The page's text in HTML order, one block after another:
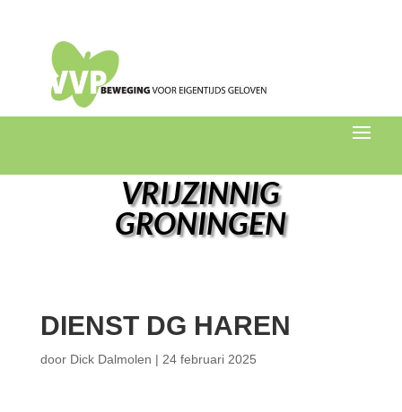
VRIJZINNIG
GRONINGEN
DIENST DG HAREN
door Dick Dalmolen | 24 februari 2025